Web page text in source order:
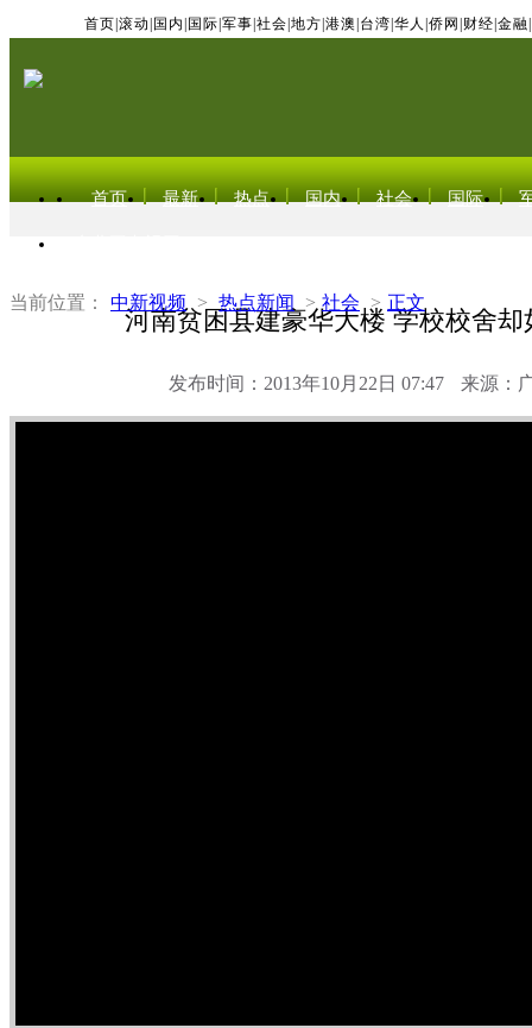
首页 滚动 国内 国际 军事 社会 地方 港澳 台湾 华人 侨网 财经 金融
首页 最新 热点 国内 社会 国际
当前位置： 中新视频 > 热点新闻 > 社会 > 正文
河南贫困县建豪华大楼 学校校舍
发布时间：2013年10月22日 07:47 来源：